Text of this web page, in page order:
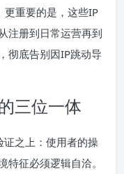
更重要的是，这些IP
注册到日常运营再到
彻底告别因IP跳动导
三位一体
证之上：使用者的操
征必须逻辑自洽。